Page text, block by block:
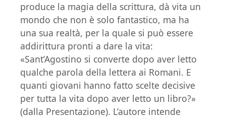
produce la magia della scrittura, dà vita un
mondo che non è solo fantastico, ma ha
una sua realtà, per la quale si può essere
addirittura pronti a dare la vita:
«Sant’Agostino si converte dopo aver letto
qualche parola della lettera ai Romani. E
quanti giovani hanno fatto scelte decisive
per tutta la vita dopo aver letto un libro?»
(dalla Presentazione). L’autore intende